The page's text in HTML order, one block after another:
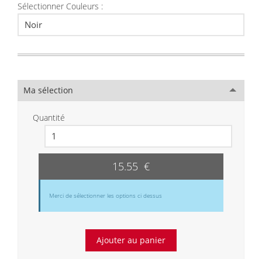
Sélectionner Couleurs :
Ma sélection
Quantité
15.55 €
Merci de sélectionner les options ci dessus